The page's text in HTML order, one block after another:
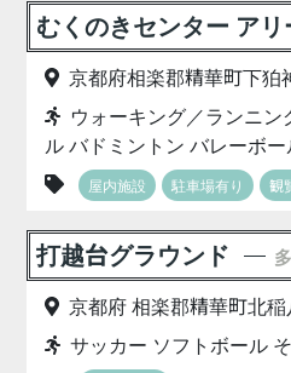
むくのきセンター アリ
京都府相楽郡精華町下狛
ウォーキング／ランニ
ル バドミントン バレーボ
屋内施設 駐車場有り 観
打越台グラウンド
京都府 相楽郡精華町北
サッカー ソフトボール